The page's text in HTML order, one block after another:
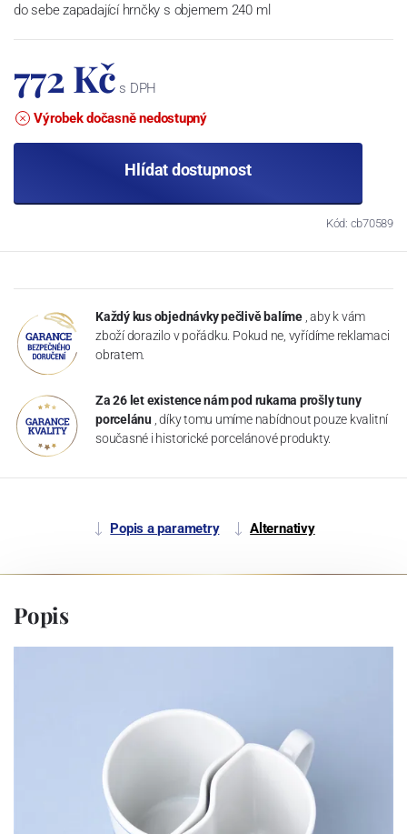
do sebe zapadající hrnčky s objemem 240 ml
772 Kč s DPH
Výrobek dočasně nedostupný
Hlídat dostupnost
Kód: cb70589
Každý kus objednávky pečlivě balíme , aby k vám
zboží dorazilo v pořádku. Pokud ne, vyřídíme reklamaci
obratem.
Za 26 let existence nám pod rukama prošly tuny
porcelánu , díky tomu umíme nabídnout pouze kvalitní
současné i historické porcelánové produkty.
Popis a parametry Alternativy
Popis